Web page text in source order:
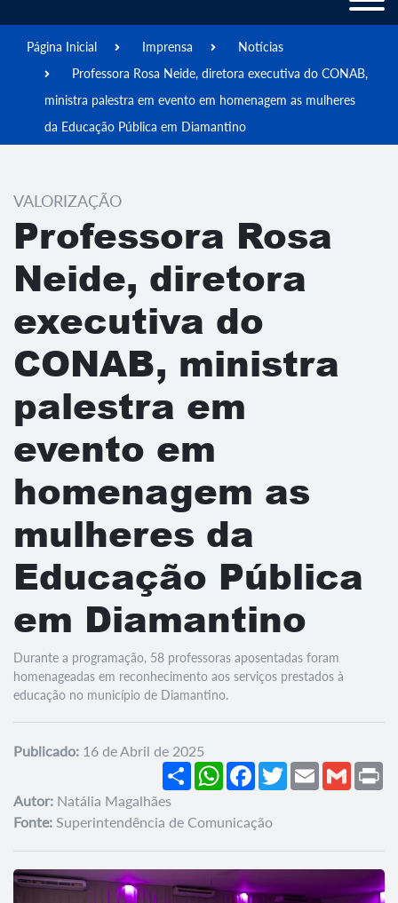
Página Inicial Imprensa
Notícias
Professora Rosa Neide, diretora executiva do CONAB,
ministra palestra em evento em homenagem as mulheres
da Educação Pública em Diamantino
VALORIZAÇÃO
Professora Rosa
Neide, diretora
executiva do
CONAB, ministra
palestra em
evento em
homenagem as
mulheres da
Educação Pública
em Diamantino
Durante a programação, 58 professoras aposentadas foram
homenageadas em reconhecimento aos serviços prestados à
educação no município de Diamantino.
Publicado: 16 de Abril de 2025
Share WhatsAppFacebook
TwitterEmail Gmail
Autor: Natália Magalhães
Fonte: Superintendência de Comunicação